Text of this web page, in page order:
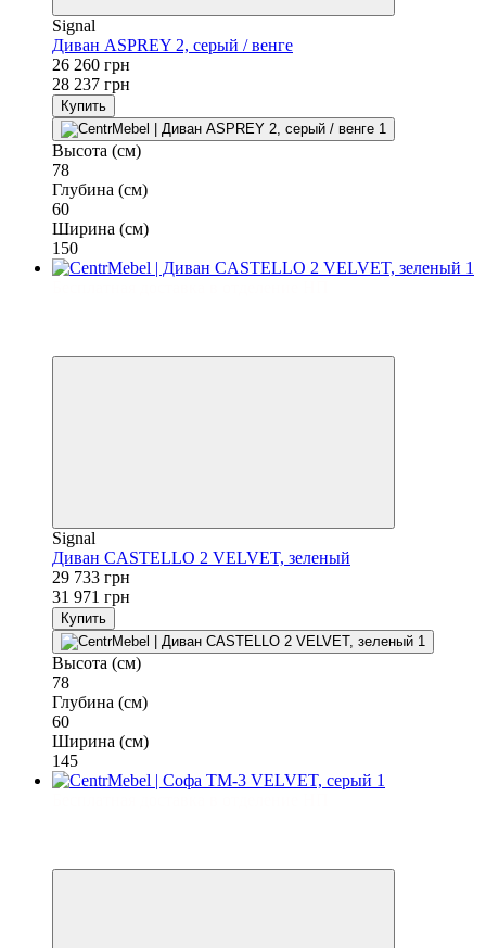
Signal
Диван ASPREY 2, серый / венге
26 260 грн
28 237 грн
Купить
Высота (см)
78
Глубина (см)
60
Ширина (см)
150
Signal
Диван CASTELLO 2 VELVET, зеленый
29 733 грн
31 971 грн
Купить
Высота (см)
78
Глубина (см)
60
Ширина (см)
145